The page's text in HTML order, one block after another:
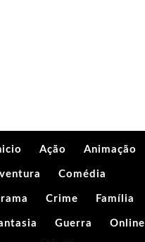
Ação Animação
Comédia
Crime Família
Guerra Online